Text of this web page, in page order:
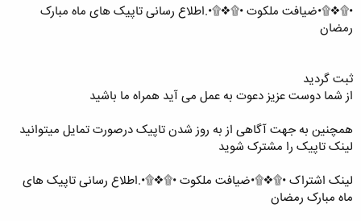
•۩❖۩•ضیافت ملکوت •۩❖۩•.اطلاع رسانی تاپیک های ماه مبارک
رمضان
ثبت گردید
از شما دوست عزیز دعوت به عمل می آید همراه ما باشید
همچنین به جهت آگاهی از به روز شدن تاپیک درصورت تمایل میتوانید
لینک تاپیک را مشترک شوید
لینک اشتراک •۩❖۩•ضیافت ملکوت •۩❖۩•.اطلاع رسانی تاپیک های
ماه مبارک رمضان